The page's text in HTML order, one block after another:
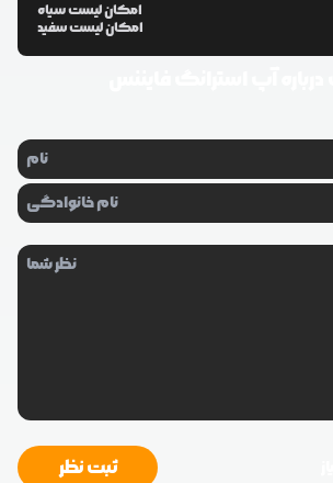
امکان لیست سیاه
امکان لیست سفید
ثبت نظر